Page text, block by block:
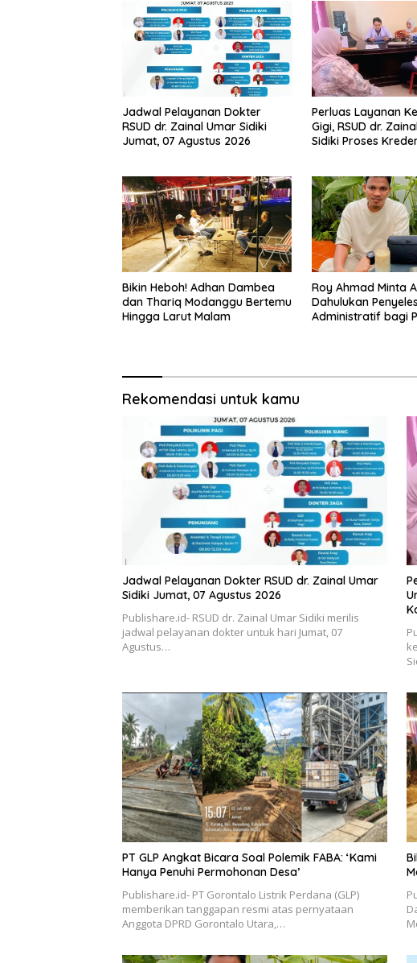
Jadwal Pelayanan Dokter
RSUD dr. Zainal Umar Sidiki
Jumat, 07 Agustus 2026
Perluas Layanan
Gigi, RSUD dr.
Sidiki Proses
Bikin Heboh! Adhan Dambea
dan Thariq Modanggu Bertemu
Hingga Larut Malam
Roy Ahmad Minta
Dahulukan
Administratif bagi
Rekomendasi untuk kamu
Jadwal Pelayanan Dokter RSUD dr. Zainal Umar
Sidiki Jumat, 07 Agustus 2026
Publishare.id- RSUD dr. Zainal Umar Sidiki merilis
jadwal pelayanan dokter untuk hari Jumat, 07
Agustus…
PT GLP Angkat Bicara Soal Polemik FABA: ‘Kami
Hanya Penuhi Permohonan Desa’
Publishare.id- PT Gorontalo Listrik Perdana (GLP)
memberikan tanggapan resmi atas pernyataan
Anggota DPRD Gorontalo Utara,…